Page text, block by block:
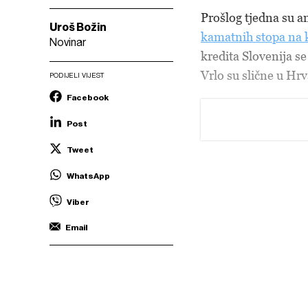
Uroš Božin
Novinar
PODIJELI VIJEST
Facebook
Post
Tweet
WhatsApp
Viber
Email
Prošlog tjedna su
kamatnih stopa na
kredita Slovenija
Vrlo su slične u